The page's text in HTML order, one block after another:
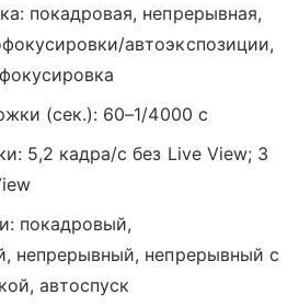
покадровая, непрерывная,
автоэкспозиции,
(сек.): 60–1/4000 с
5,2 кадра/с без Live View; 3
покадровый,
непрерывный, непрерывный с
автоспуск